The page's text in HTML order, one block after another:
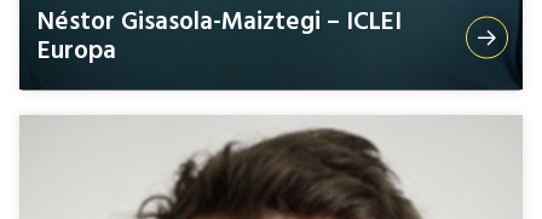
Néstor Gisasola-Maiztegi – ICLEI
Europa